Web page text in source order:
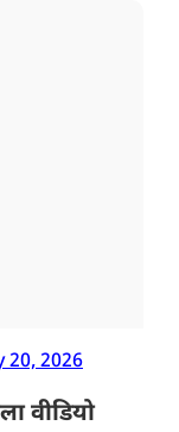
20, 2026
वीडियो